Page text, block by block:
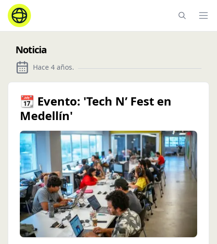
Noticia
Hace 4 años.
📆 Evento: 'Tech N’ Fest en
Medellín'